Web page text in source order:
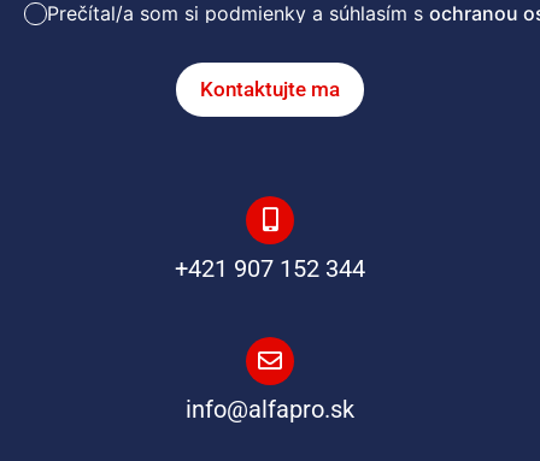
Prečítal/a som si podmienky a súhlasím sochranou
Kontaktujte ma
+421 907 152 344
info@alfapro.sk